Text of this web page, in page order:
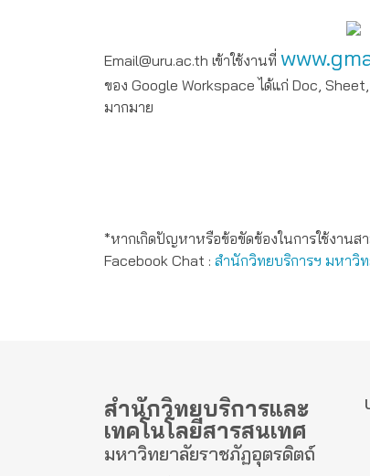
Email@uru.ac.th เข้าใช้งานที่
ของ Google Workspace ได้แก่ Doc,
มากมาย
*หากเกิดปัญหาหรือข้อขัดข้องในการใช้งานส
Facebook Chat : สำนักวิทยบริการฯ มหาวิ
สำนักวิทยบริการและ
เทคโนโลยีสารสนเทศ
มหาวิทยาลัยราชภัฏอุตรดิตถ์